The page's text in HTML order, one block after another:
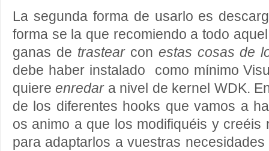
La segunda forma de usarlo es
forma se la que recomiendo a todo
ganas de trastearcon estas cosas de
debe haber instalado como mínimo
quiereenredara nivel de kernel WDK.
de los diferentes hooks que vamos a
os animo a que los modifiquéis y creéis
para adaptarlos a vuestras